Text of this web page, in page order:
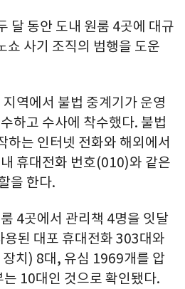
달 동안 도내 원룸 4곳에 대규
쇼 사기 조직의 범행을 도운
역에서 불법 중계기가 운영
하고 수사에 착수했다. 불법
하는 인터넷 전화와 해외에서
휴대전화 번호(010)와 같은
을 한다.
4곳에서 관리책 4명을 잇달
된 대포 휴대전화 303대와
치) 8대, 유심 1969개를 압
10대인 것으로 확인됐다.